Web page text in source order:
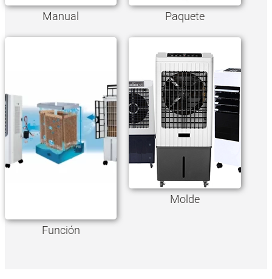
Manual Paquete
Función
Molde